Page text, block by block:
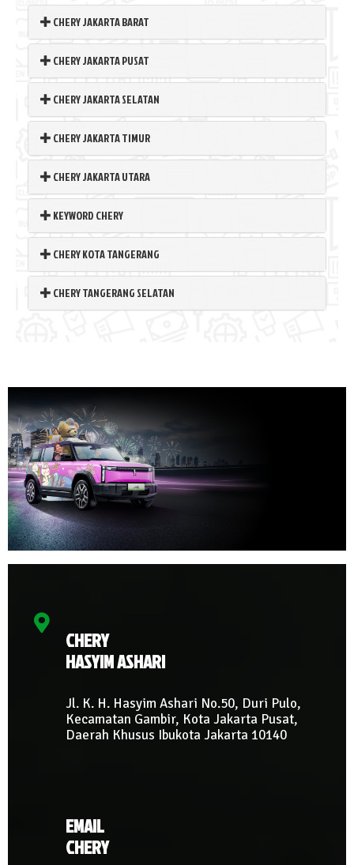
CHERY JAKARTA BARAT
CHERY JAKARTA PUSAT
CHERY JAKARTA SELATAN
CHERY JAKARTA TIMUR
CHERY JAKARTA UTARA
KEYWORD CHERY
CHERY KOTA TANGERANG
CHERY TANGERANG SELATAN
CHERY
HASYIM ASHARI
Jl. K. H. Hasyim Ashari No.50, Duri Pulo,
Kecamatan Gambir, Kota Jakarta Pusat,
Daerah Khusus Ibukota Jakarta 10140
EMAIL
CHERY